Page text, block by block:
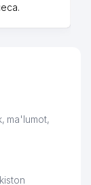
ma'lumot,